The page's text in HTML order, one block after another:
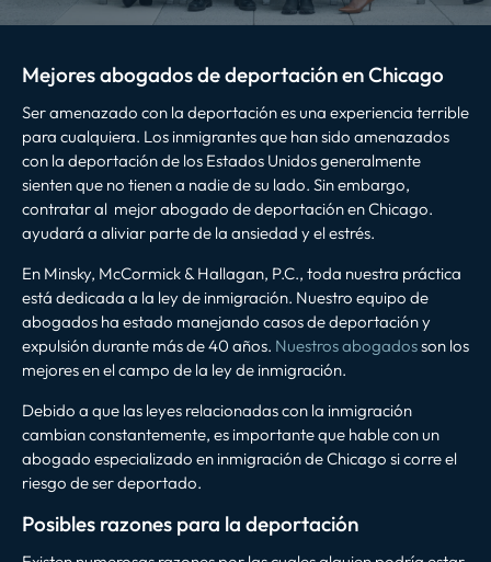
Mejores abogados de deportación en Chicago
Ser amenazado con la deportación es una experiencia terrible
para cualquiera. Los inmigrantes que han sido amenazados
con la deportación de los Estados Unidos generalmente
sienten que no tienen a nadie de su lado. Sin embargo,
contratar al mejor abogado de deportación en Chicago.
ayudará a aliviar parte de la ansiedad y el estrés.
En Minsky, McCormick & Hallagan, P.C., toda nuestra práctica
está dedicada a la ley de inmigración. Nuestro equipo de
abogados ha estado manejando casos de deportación y
expulsión durante más de 40 años. Nuestros abogadosson los
mejores en el campo de la ley de inmigración.
Debido a que las leyes relacionadas con la inmigración
cambian constantemente, es importante que hable con un
abogado especializado en inmigración de Chicago si corre el
riesgo de ser deportado.
Posibles razones para la deportación